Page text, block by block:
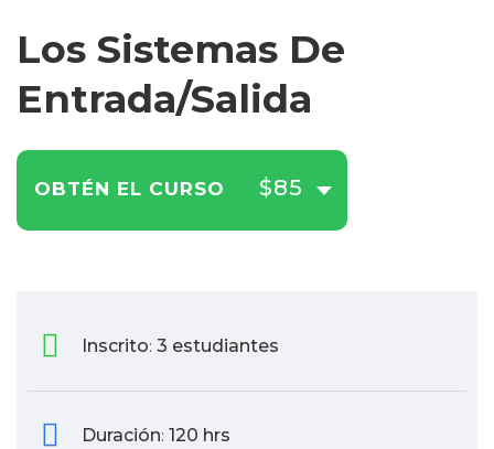
Los Sistemas De
Entrada/Salida
OBTÉN EL CURSO $85
Inscrito: 3 estudiantes
Duración: 120 hrs